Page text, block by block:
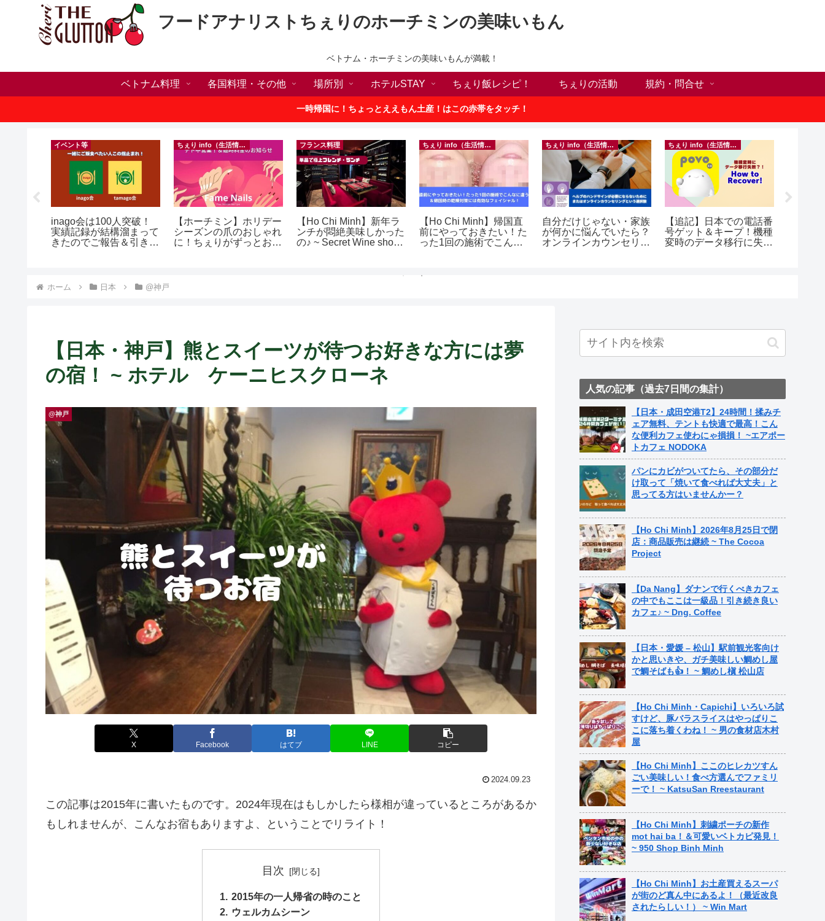
フードアナリストちぇりのホーチミンの美味いもん
ベトナム・ホーチミンの美味いもんが満載！
ベトナム料理 各国料理・その他 場所別 ホテルSTAY ちぇり飯レシピ！ ちぇりの活動 規約・問合せ
一時帰国に！ちょっとええもん土産！はこの赤帯をタッチ！
イベント等
inago会は100人突破！
実績記録が結構溜まって
きたのでご報告＆引き続
ちぇり info（生活情報）
【ホーチミン】ホリデー
シーズンの爪のおしゃれ
に！ちぇりがずっとお世
フランス料理
【Ho Chi Minh】新年ラ
ンチが悶絶美味しかった
の♪ ~ Secret Wine shop
ちぇり info（生活情報）
【Ho Chi Minh】帰国直
前にやっておきたい！た
った1回の施術でこんな
イシャル！ ~ Rosereve
ちぇり info（生活情報）
自分だけじゃない・家族
が何かに悩んでいたら？
オンラインカウンセリン
ちぇり info（生活情報）
【追記】日本での電話番
号ゲット＆キープ！機種
変時のデータ移行に失敗
ホーム 日本 @神戸
【日本・神戸】熊とスイーツが待つお好きな方には夢
の宿！ ~ ホテル ケーニヒスクローネ
@神戸
X Facebook はてブ LINE コピー
2024.09.23
この記事は2015年に書いたものです。2024年現在はもしかしたら様相が違っているところがあるか
もしれませんが、こんなお宿もありますよ、ということでリライト！
目次
2015年の一人帰省の時のこと
ウェルカムシーン
人気の記事（過去7日間の集計）
【日本・成田空港T2】24時間！揉みチ
ェア無料、テントも快適で最高！こん
な便利カフェ使わにゃ損損！ ~エアポー
トカフェ NODOKA
パンにカビがついてたら、その部分だ
け取って「焼いて食べれば大丈夫」と
思ってる方はいませんかー？
【Ho Chi Minh】2026年8月25日で閉
店：商品販売は継続 ~ The Cocoa
Project
【Da Nang】ダナンで行くべきカフェ
の中でもここは一級品！引き続き良い
カフェ♪ ~ Dng. Coffee
【日本・愛媛 – 松山】駅前観光客向け
かと思いきや、ガチ美味しい鯛めし屋
で鯛そばも👍！ ~ 鯛めし槇 松山店
【Ho Chi Minh・Capichi】いろいろ試
すけど、豚バラスライスはやっぱりこ
こに落ち着くわね！ ~ 男の食材店木村
屋
【Ho Chi Minh】ここのヒレカツすん
ごい美味しい！食べ方選んでファミリ
ーで！ ~ KatsuSan Rreestaurant
【Ho Chi Minh】刺繍ポーチの新作
mot hai ba！＆可愛いベトカピ発見！
~ 950 Shop Binh Minh
【Ho Chi Minh】お土産買えるスーパ
が街のど真ん中にあるよ！（最近改良
されたらしい！） ~ Win Mart